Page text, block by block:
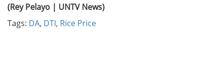
(Rey Pelayo | UNTV News)
Tags: DA, DTI, Rice Price